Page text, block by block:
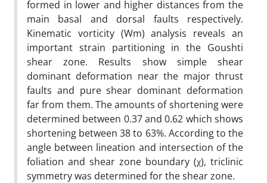
formed in lower and higher distances from the
main basal and dorsal faults respectively.
Kinematic vorticity (Wm) analysis reveals an
important strain partitioning in the Goushti
shear zone. Results show simple shear
dominant deformation near the major thrust
faults and pure shear dominant deformation
far from them. The amounts of shortening were
determined between 0.37 and 0.62 which shows
shortening between 38 to 63%. According to the
angle between lineation and intersection of the
foliation and shear zone boundary (χ), triclinic
symmetry was determined for the shear zone.